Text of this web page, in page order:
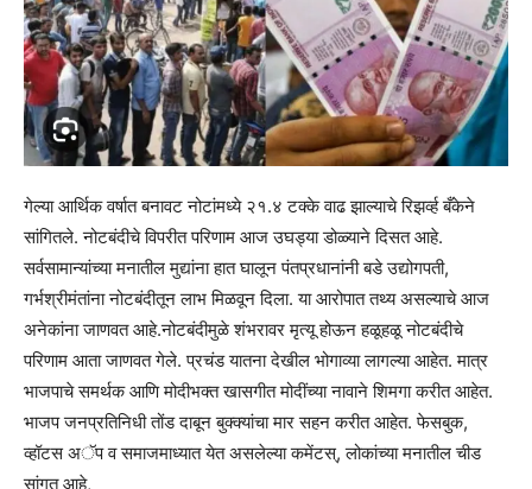
गेल्या आर्थिक वर्षात बनावट नोटांमध्ये २१.४ टक्के वाढ झाल्याचे रिझर्व्ह बँकेने
सांगितले. नोटबंदीचे विपरीत परिणाम आज उघड्या डोळ्याने दिसत आहे.
सर्वसामान्यांच्या मनातील मुद्यांना हात घालून पंतप्रधानांनी बडे उद्योगपती,
गर्भश्रीमंतांना नोटबंदीतून लाभ मिळवून दिला. या आरोपात तथ्य असल्याचे आज
अनेकांना जाणवत आहे.नोटबंदीमुळे शंभरावर मृत्यू होऊन हळूहळू नोटबंदीचे
परिणाम आता जाणवत गेले. प्रचंड यातना देखील भोगाव्या लागल्या आहेत. मात्र
भाजपाचे समर्थक आणि मोदीभक्त खासगीत मोदींच्या नावाने शिमगा करीत आहेत.
भाजप जनप्रतिनिधी तोंड दाबून बुक्क्यांचा मार सहन करीत आहेत. फेसबुक,
व्हॉटस अॅप व समाजमाध्यात येत असलेल्या कमेंटस्, लोकांच्या मनातील चीड
सांगत आहे,